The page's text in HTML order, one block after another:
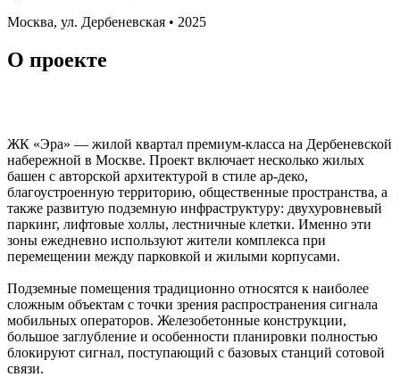
Москва, ул. Дербеневская • 2025
О проекте
ЖК «Эра» — жилой квартал премиум-класса на Дербеневской
набережной в Москве. Проект включает несколько жилых
башен с авторской архитектурой в стиле ар-деко,
благоустроенную территорию, общественные пространства, а
также развитую подземную инфраструктуру: двухуровневый
паркинг, лифтовые холлы, лестничные клетки. Именно эти
зоны ежедневно используют жители комплекса при
перемещении между парковкой и жилыми корпусами.
Подземные помещения традиционно относятся к наиболее
сложным объектам с точки зрения распространения сигнала
мобильных операторов. Железобетонные конструкции,
большое заглубление и особенности планировки полностью
блокируют сигнал, поступающий с базовых станций сотовой
связи.